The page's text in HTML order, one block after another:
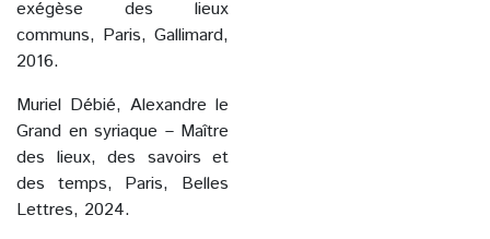
exégèse des lieux
communs, Paris, Gallimard,
2016.
Muriel Débié, Alexandre le
Grand en syriaque – Maître
des lieux, des savoirs et
des temps, Paris, Belles
Lettres, 2024.